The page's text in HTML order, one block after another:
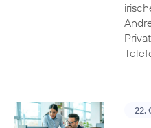
22.